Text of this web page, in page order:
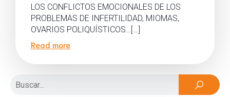
LOS CONFLICTOS EMOCIONALES DE LOS
PROBLEMAS DE INFERTILIDAD, MIOMAS,
OVARIOS POLIQUÍSTICOS…[…]
Read more